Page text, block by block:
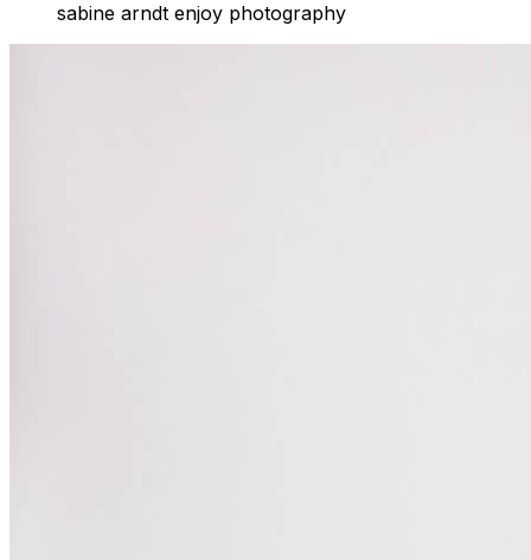
sabine arndt enjoy photography